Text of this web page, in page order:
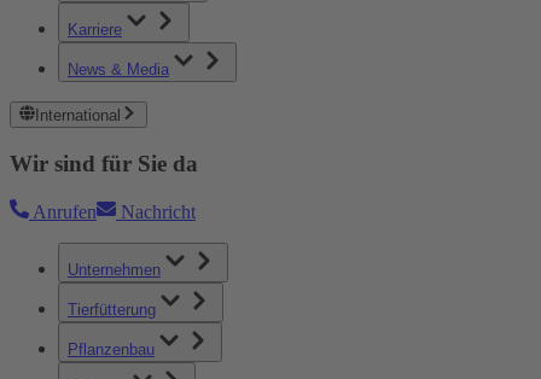
Karriere
News & Media
International
Wir sind für Sie da
Anrufen Nachricht
Unternehmen
Tierfütterung
Pflanzenbau